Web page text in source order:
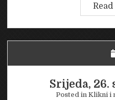
Srijeda, 26.
Posted in Klikni i